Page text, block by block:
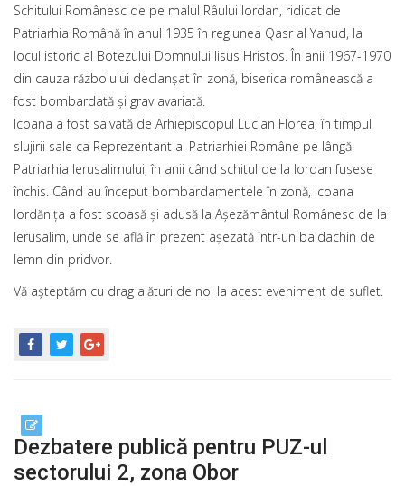
Schitului Românesc de pe malul Râului Iordan, ridicat de
Patriarhia Română în anul 1935 în regiunea Qasr al Yahud, la
locul istoric al Botezului Domnului Iisus Hristos. În anii 1967-1970
din cauza războiului declanșat în zonă, biserica românească a
fost bombardată şi grav avariată.
Icoana a fost salvată de Arhiepiscopul Lucian Florea, în timpul
slujirii sale ca Reprezentant al Patriarhiei Române pe lângă
Patriarhia Ierusalimului, în anii când schitul de la Iordan fusese
închis. Când au început bombardamentele în zonă, icoana
Iordăniţa a fost scoasă şi adusă la Așezământul Românesc de la
Ierusalim, unde se află în prezent așezată într-un baldachin de
lemn din pridvor.
Vă așteptăm cu drag alături de noi la acest eveniment de suflet.
Dezbatere publică pentru PUZ-ul
sectorului 2, zona Obor